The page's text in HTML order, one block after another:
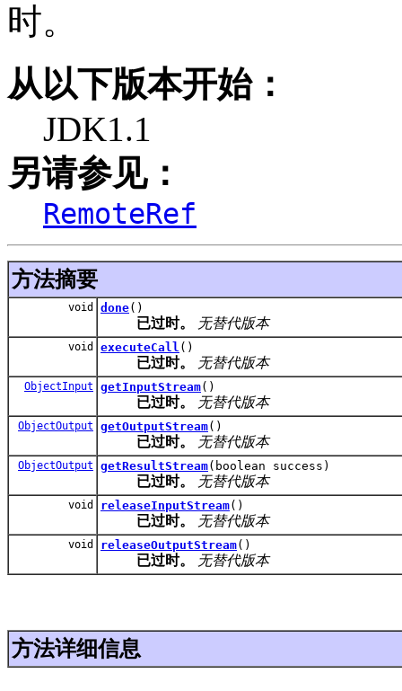
时。
从以下版本开始：
JDK1.1
另请参见：
RemoteRef
方法摘要
void done()
已过时。 无替代版本
void executeCall ()
已过时。 无替代版本
ObjectInput getInputStream()
已过时。 无替代版本
ObjectOutput getOutputStream()
已过时。 无替代版本
ObjectOutput getResultStream(boolean success)
已过时。 无替代版本
void releaseInputStream()
已过时。 无替代版本
void releaseOutputStream()
已过时。 无替代版本
方法详细信息